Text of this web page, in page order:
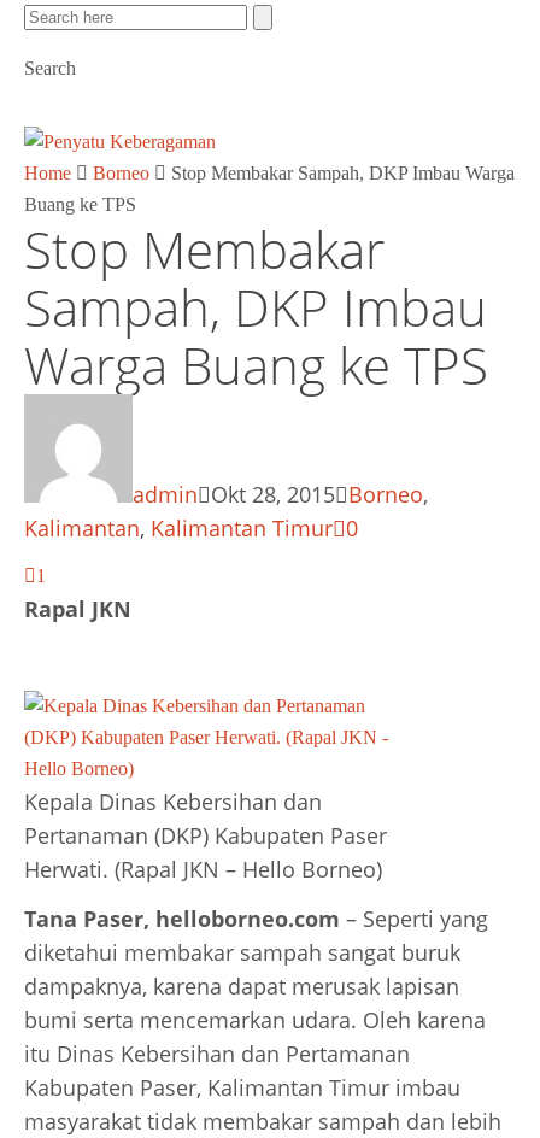
Search
Home Borneo
Stop Membakar Sampah, DKP Imbau Warga
Buang ke TPS
Stop Membakar
Sampah, DKP Imbau
Warga Buang ke TPS
admin Okt 28, 2015 Borneo,
Kalimantan, Kalimantan Timur 0
1
Rapal JKN
Kepala Dinas Kebersihan dan
Pertanaman (DKP) Kabupaten Paser
Herwati. (Rapal JKN – Hello Borneo)
Tana Paser, helloborneo.com – Seperti yang
diketahui membakar sampah sangat buruk
dampaknya, karena dapat merusak lapisan
bumi serta mencemarkan udara. Oleh karena
itu Dinas Kebersihan dan Pertamanan
Kabupaten Paser, Kalimantan Timur imbau
masyarakat tidak membakar sampah dan lebih